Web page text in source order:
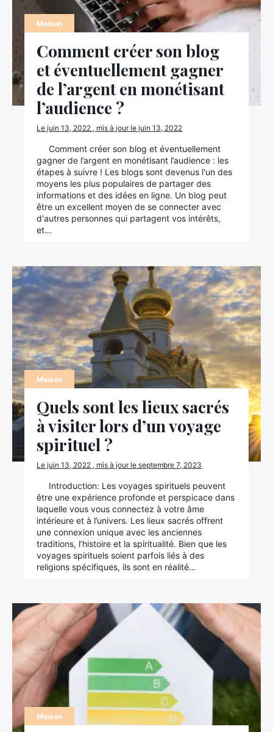
Maison
Comment créer son blog
et éventuellement gagner
de l’argent en monétisant
l’audience ?
Le juin 13, 2022 , mis à jour le juin 13, 2022
Comment créer son blog et éventuellement
gagner de l’argent en monétisant l’audience : les
étapes à suivre ! Les blogs sont devenus l'un des
moyens les plus populaires de partager des
informations et des idées en ligne. Un blog peut
être un excellent moyen de se connecter avec
d'autres personnes qui partagent vos intérêts,
et…
Maison
Quels sont les lieux sacrés
à visiter lors d’un voyage
spirituel ?
Le juin 13, 2022 , mis à jour le septembre 7, 2023
Introduction: Les voyages spirituels peuvent
être une expérience profonde et perspicace dans
laquelle vous vous connectez à votre âme
intérieure et à l’univers. Les lieux sacrés offrent
une connexion unique avec les anciennes
traditions, l’histoire et la spiritualité. Bien que les
voyages spirituels soient parfois liés à des
religions spécifiques, ils sont en réalité…
Maison